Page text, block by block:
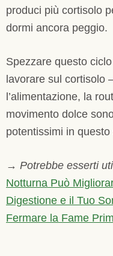
produci più cortisolo
dormi ancora peggio.
Spezzare questo
lavorare sul cortisolo
l’alimentazione, la
movimento dolce
potentissimi in questo
→ Potrebbe esserti
Notturna Può
Digestione e il Tuo
Fermare la Fame